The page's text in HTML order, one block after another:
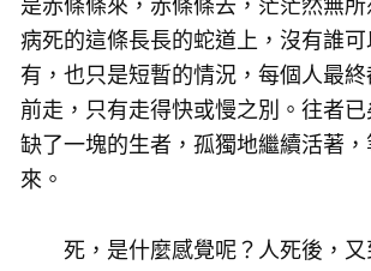
病死的這條長長的蛇道上，沒有誰
有，也只是短暫的情況，每個人最
前走，只有走得快或慢之別。往者
缺了一塊的生者，孤獨地繼續活著
來。
死，是什麼感覺呢？人死後，又